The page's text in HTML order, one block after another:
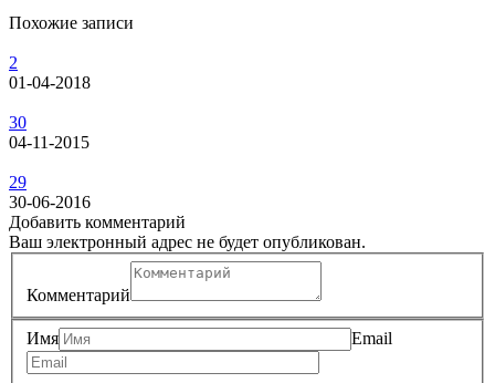
Похожие записи
2
01-04-2018
30
04-11-2015
29
30-06-2016
Добавить комментарий
Ваш электронный адрес не будет опубликован.
Комментарий
Имя Email